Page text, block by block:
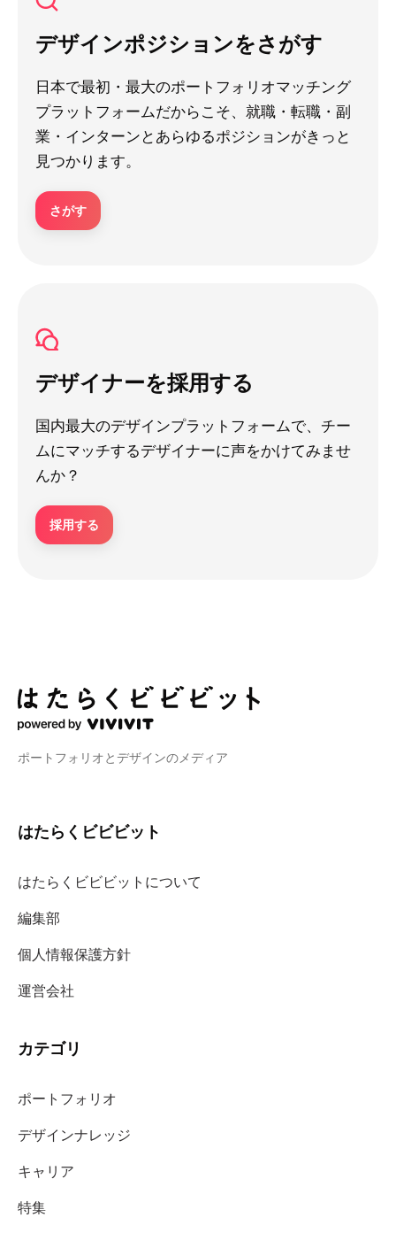
デザインポジションをさがす
日本で最初・最大のポートフォリオマッチング
プラットフォームだからこそ、就職・転職・副
業・インターンとあらゆるポジションがきっと
見つかります。
さがす
デザイナーを採用する
国内最大のデザインプラットフォームで、チー
ムにマッチするデザイナーに声をかけてみませ
んか？
採用する
ポートフォリオとデザインのメディア
はたらくビビビット
はたらくビビビットについて
編集部
個人情報保護方針
運営会社
カテゴリ
ポートフォリオ
デザインナレッジ
キャリア
特集